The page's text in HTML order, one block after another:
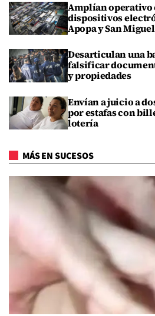
Amplían operativo
dispositivos
Apopa y San Miguel
Desarticulan una
falsificar
y propiedades
Envían a juicio a
por estafas con
lotería
MÁS EN SUCESOS